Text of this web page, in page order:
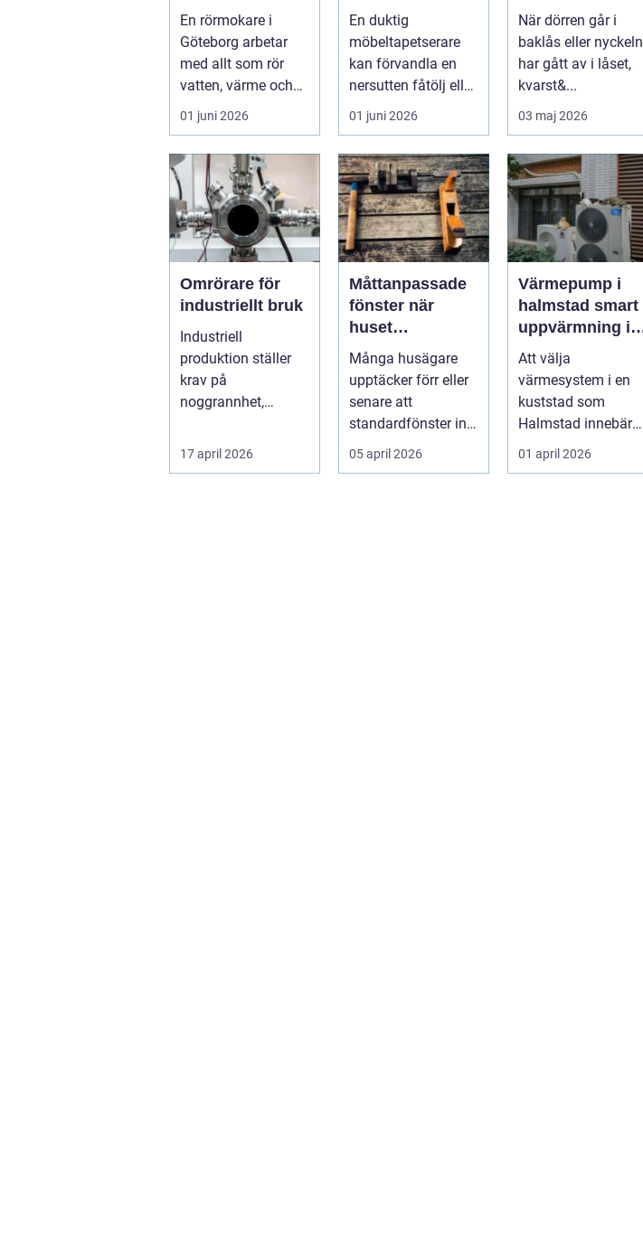
hjälp för vatten,
värme och
avlopp
En rörmokare i
Göteborg arbetar
med allt som rör
vatten, värme och
avlopp, b&ari...
01 juni 2026
får nytt liv
En duktig
möbeltapetserare
kan förvandla en
nersutten fåtölj eller
en fläckig soffa till
en favoritm...
01 juni 2026
trygghet och
säkerhet
När dörren går i
baklås eller nyckeln
har gått av i låset,
kvarst&...
03 maj 2026
Omrörare för
industriellt bruk
Industriell
produktion ställer
krav på
noggrannhet,
tillförlitlighe...
17 april 2026
Måttanpassade
fönster när
huset
bestämmer
formen
Många husägare
upptäcker förr eller
senare att
standardfönster inte
riktigt passar.
Kanske är huset ...
05 april 2026
Värmepump i
halmstad smart
uppvärmning i
kustklimat
Att välja
värmesystem i en
kuststad som
Halmstad innebär
särskilda
förutsättningar.
01 april 2026